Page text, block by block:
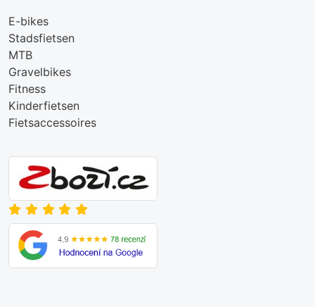
E-bikes
Stadsfietsen
MTB
Gravelbikes
Fitness
Kinderfietsen
Fietsaccessoires